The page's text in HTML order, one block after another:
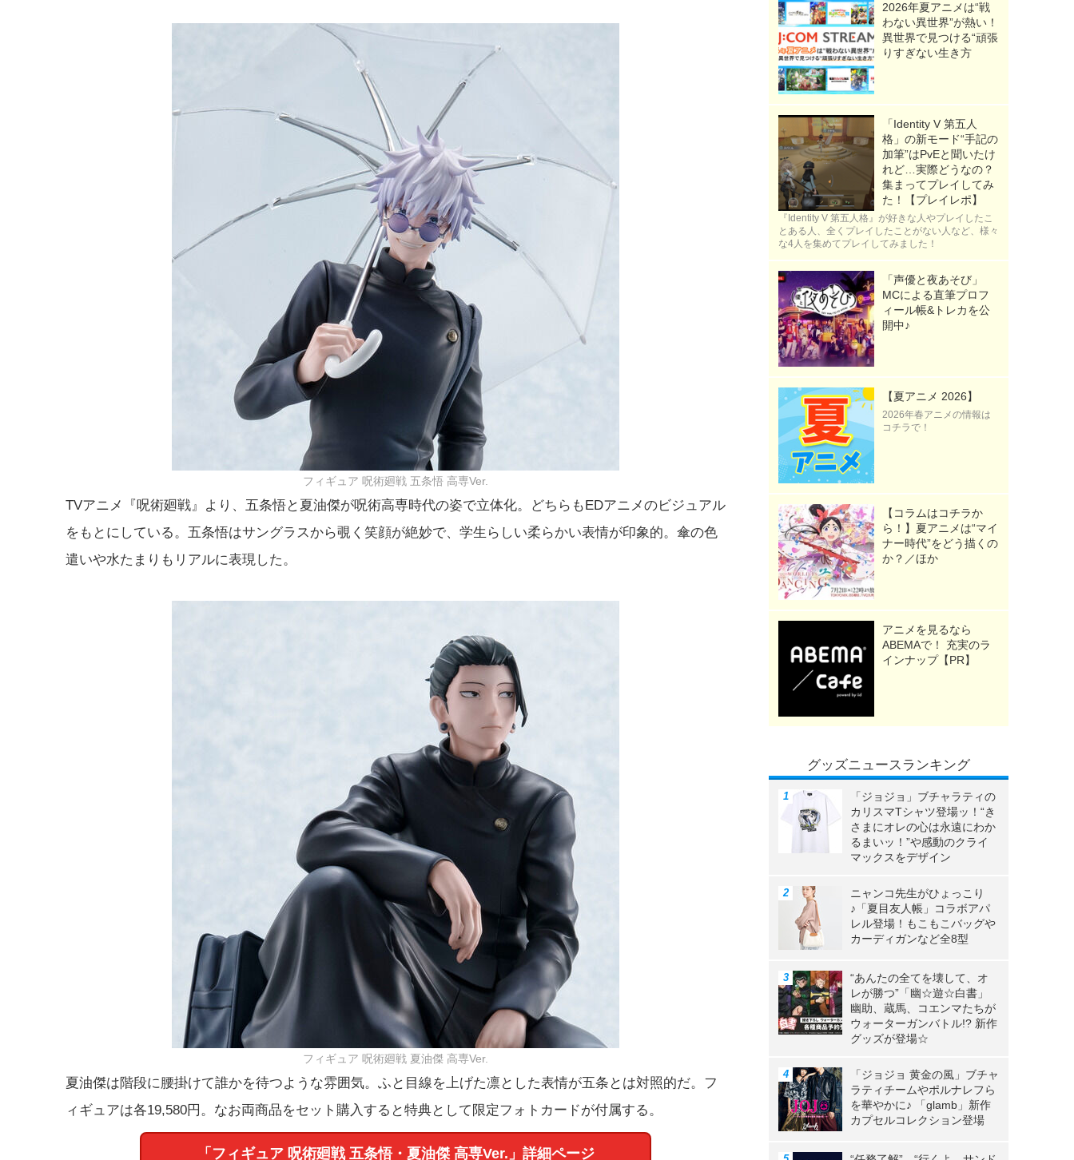
フィギュア 呪術廻戦 五条悟 高専Ver.
TVアニメ『呪術廻戦』より、五条悟と夏油傑が呪術高専時代の姿で立体化。どちらもEDアニメのビジュアル
をもとにしている。五条悟はサングラスから覗く笑顔が絶妙で、学生らしい柔らかい表情が印象的。傘の色
遣いや水たまりもリアルに表現した。
フィギュア 呪術廻戦 夏油傑 高専Ver.
夏油傑は階段に腰掛けて誰かを待つような雰囲気。ふと目線を上げた凛とした表情が五条とは対照的だ。フ
ィギュアは各19,580円。なお両商品をセット購入すると特典として限定フォトカードが付属する。
「フィギュア 呪術廻戦 五条悟・夏油傑 高専Ver.」詳細ページ
2026年夏アニメは“戦
わない異世界”が熱い！
異世界で見つける“頑張
りすぎない生き方
「Identity V 第五人
格」の新モード“手記の
加筆”はPvEと聞いたけ
れど…実際どうなの？
集まってプレイしてみ
た！【プレイレポ】
『Identity V 第五人格』が好きな人やプレイしたこ
とある人、全くプレイしたことがない人など、様々
な4人を集めてプレイしてみました！
「声優と夜あそび」
MCによる直筆プロフ
ィール帳&トレカを公
開中♪
【夏アニメ 2026】
2026年春アニメの情報は
コチラで！
【コラムはコチラか
ら！】夏アニメは“マイ
ナー時代”をどう描くの
か？／ほか
アニメを見るなら
ABEMAで！ 充実のラ
インナップ【PR】
グッズニュースランキング
「ジョジョ」ブチャラティの
カリスマTシャツ登場ッ！“き
さまにオレの心は永遠にわか
るまいッ！”や感動のクライ
マックスをデザイン
ニャンコ先生がひょっこり
♪「夏目友人帳」コラボアパ
レル登場！もこもこバッグや
カーディガンなど全8型
“あんたの全てを壊して、オ
レが勝つ”「幽☆遊☆白書」
幽助、蔵馬、コエンマたちが
ウォーターガンバトル!? 新作
グッズが登場☆
「ジョジョ 黄金の風」ブチャ
ラティチームやポルナレフら
を華やかに♪ 「glamb」新作
カプセルコレクション登場